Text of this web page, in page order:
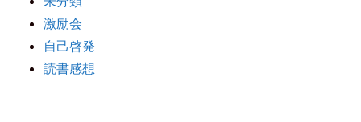
激励会
自己啓発
読書感想